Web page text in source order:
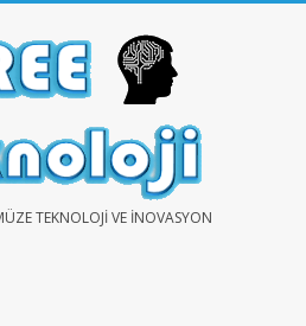
TEKNOLOJI VE İNOVASYON